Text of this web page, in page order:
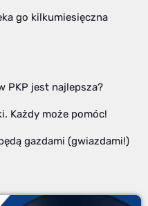
go kilkumiesięczna
PKP jest najlepsza?
Każdy może pomóc!
gazdami (gwiazdami!)